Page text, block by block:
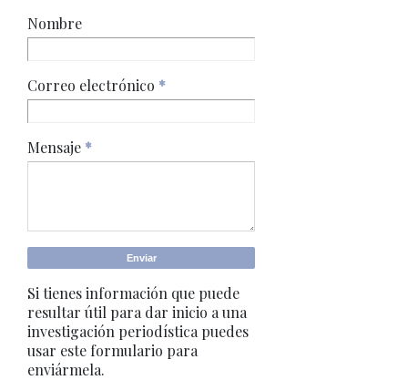
Nombre
Correo electrónico *
Mensaje *
Si tienes información que puede
resultar útil para dar inicio a una
investigación periodística puedes
usar este formulario para
enviármela.